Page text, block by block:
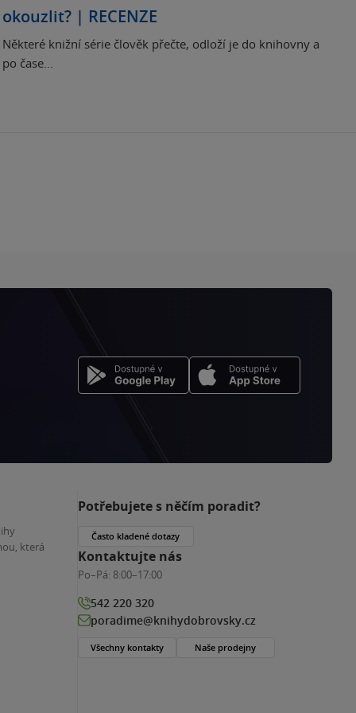
okouzlit? | RECENZE
Některé knižní série člověk přečte, odloží je do knihovny a
po čase...
která
Potřebujete s něčím poradit?
Často kladené dotazy
Kontaktujte nás
Po–Pá: 8:00–17:00
542 220 320
poradime@knihydobrovsky.cz
Všechny kontakty Naše prodejny